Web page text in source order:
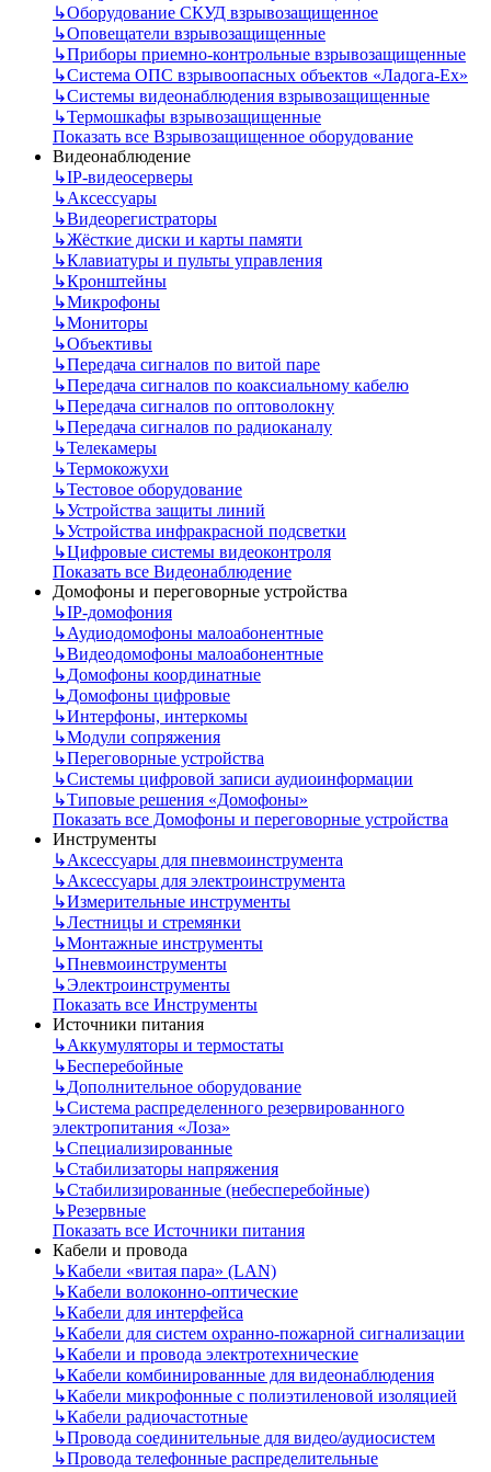
↳Оборудование СКУД взрывозащищенное
↳Оповещатели взрывозащищенные
↳Приборы приемно-контрольные взрывозащищенные
↳Система ОПС взрывоопасных объектов «Ладога-Ex»
↳Системы видеонаблюдения взрывозащищенные
↳Термошкафы взрывозащищенные
Показать все Взрывозащищенное оборудование
Видеонаблюдение
↳IP-видеосерверы
↳Аксессуары
↳Видеорегистраторы
↳Жёсткие диски и карты памяти
↳Клавиатуры и пульты управления
↳Кронштейны
↳Микрофоны
↳Мониторы
↳Объективы
↳Передача сигналов по витой паре
↳Передача сигналов по коаксиальному кабелю
↳Передача сигналов по оптоволокну
↳Передача сигналов по радиоканалу
↳Телекамеры
↳Термокожухи
↳Тестовое оборудование
↳Устройства защиты линий
↳Устройства инфракрасной подсветки
↳Цифровые системы видеоконтроля
Показать все Видеонаблюдение
Домофоны и переговорные устройства
↳IP-домофония
↳Аудиодомофоны малоабонентные
↳Видеодомофоны малоабонентные
↳Домофоны координатные
↳Домофоны цифровые
↳Интерфоны, интеркомы
↳Модули сопряжения
↳Переговорные устройства
↳Системы цифровой записи аудиоинформации
↳Типовые решения «Домофоны»
Показать все Домофоны и переговорные устройства
Инструменты
↳Аксессуары для пневмоинструмента
↳Аксессуары для электроинструмента
↳Измерительные инструменты
↳Лестницы и стремянки
↳Монтажные инструменты
↳Пневмоинструменты
↳Электроинструменты
Показать все Инструменты
Источники питания
↳Аккумуляторы и термостаты
↳Бесперебойные
↳Дополнительное оборудование
↳Система распределенного резервированного
электропитания «Лоза»
↳Специализированные
↳Стабилизаторы напряжения
↳Стабилизированные (небесперебойные)
↳Резервные
Показать все Источники питания
Кабели и провода
↳Кабели «витая пара» (LAN)
↳Кабели волоконно-оптические
↳Кабели для интерфейса
↳Кабели для систем охранно-пожарной сигнализации
↳Кабели и провода электротехнические
↳Кабели комбинированные для видеонаблюдения
↳Кабели микрофонные с полиэтиленовой изоляцией
↳Кабели радиочастотные
↳Провода соединительные для видео/аудиосистем
↳Провода телефонные распределительные